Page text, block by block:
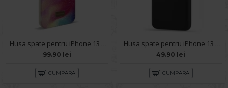
Husa spate pentru iPhone 13 Pro Max- Glow case
99.90 lei
CUMPARA
Husa spate pentru iPhone 13 Pro Max - Silicon Line Negru
49.90 lei
CUMPARA